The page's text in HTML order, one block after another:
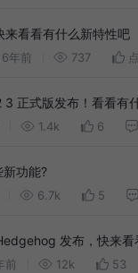
来看看有什么新特性吧
6年前 737
正式版发布！看看有
1.4k 6
功能?
6.7k 5
发布，快来看
前 12k 53